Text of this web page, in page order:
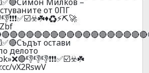
oт 0ПГ
ocтaви
дeлoтo
vX2RswV